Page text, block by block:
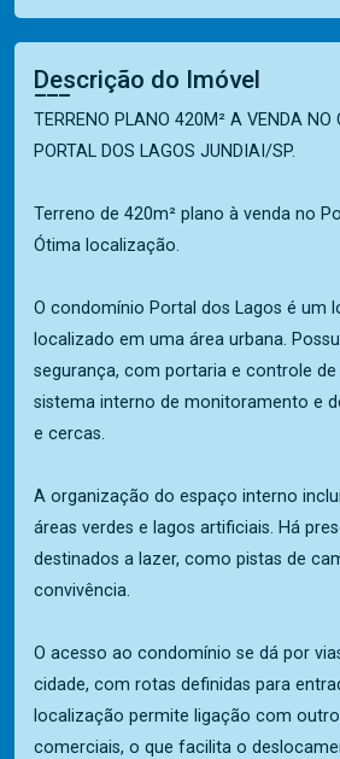
Descrição do Imóvel
TERRENO PLANO 420M² A VENDA NO
PORTAL DOS LAGOS JUNDIAI/SP.
Terreno de 420m² plano à venda no
Ótima localização.
O condomínio Portal dos Lagos é um
localizado em uma área urbana.
segurança, com portaria e controle
sistema interno de monitoramento e
e cercas.
A organização do espaço interno
áreas verdes e lagos artificiais. Há
destinados a lazer, como pistas de
convivência.
O acesso ao condomínio se dá por
cidade, com rotas definidas para
localização permite ligação com
comerciais, o que facilita o